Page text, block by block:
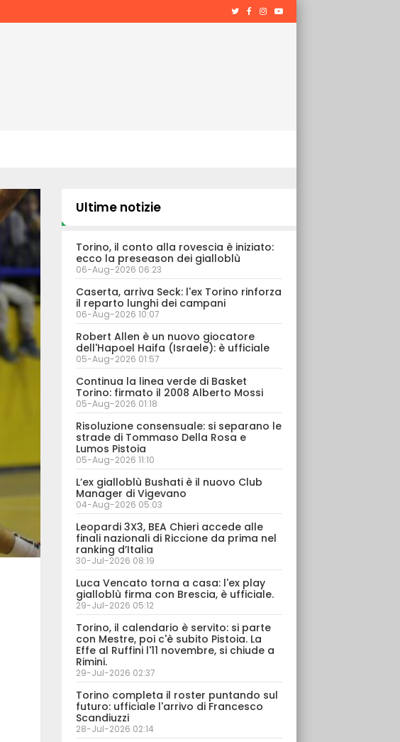
Ultime notizie
Torino, il conto alla rovescia è iniziato:
ecco la preseason dei gialloblù
06-Aug-2026 06:23
Caserta, arriva Seck: l'ex Torino rinforza
il reparto lunghi dei campani
06-Aug-2026 10:07
Robert Allen è un nuovo giocatore
dell'Hapoel Haifa (Israele): è ufficiale
05-Aug-2026 01:57
Continua la linea verde di Basket
Torino: firmato il 2008 Alberto Mossi
05-Aug-2026 01:18
Risoluzione consensuale: si separano le
strade di Tommaso Della Rosa e
Lumos Pistoia
05-Aug-2026 11:10
L’ex gialloblù Bushati è il nuovo Club
Manager di Vigevano
04-Aug-2026 05:03
Leopardi 3X3, BEA Chieri accede alle
finali nazionali di Riccione da prima nel
ranking d’Italia
30-Jul-2026 08:19
Luca Vencato torna a casa: l'ex play
gialloblù firma con Brescia, è ufficiale.
29-Jul-2026 05:12
Torino, il calendario è servito: si parte
con Mestre, poi c'è subito Pistoia. La
Effe al Ruffini l'11 novembre, si chiude a
Rimini.
29-Jul-2026 02:37
Torino completa il roster puntando sul
futuro: ufficiale l'arrivo di Francesco
Scandiuzzi
28-Jul-2026 02:14